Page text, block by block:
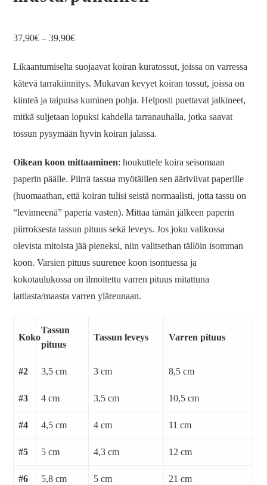
37,90€ – 39,90€
Likaantumiselta suojaavat koiran kuratossut, joissa on varressa
kätevä tarrakiinnitys. Mukavan kevyet koiran tossut, joissa on
kiinteä ja taipuisa kuminen pohja. Helposti puettavat jalkineet,
mitkä suljetaan lopuksi kahdella tarranauhalla, jotka saavat
tossun pysymään hyvin koiran jalassa.
Oikean koon mittaaminen: houkuttele koira seisomaan
paperin päälle. Piirrä tassua myötäillen sen ääriviivat paperille
(huomaathan, että koiran tulisi seistä normaalisti, jotta tassu on
“levinneenä” paperia vasten). Mittaa tämän jälkeen paperin
piirroksesta tassun pituus sekä leveys. Jos joku valikossa
olevista mitoista jää pieneksi, niin valitsethan tällöin isomman
koon. Varsien pituus suurenee koon isontuessa ja
kokotaulukossa on ilmoitettu varren pituus mitattuna
lattiasta/maasta varren yläreunaan.
Koko
Tassun
pituus
Tassun leveys Varren pituus
#2 3,5 cm 3 cm 8,5 cm
#3 4 cm 3,5 cm 10,5 cm
#4 4,5 cm 4 cm 11 cm
#5 5 cm 4,3 cm 12 cm
#6 5,8 cm 5 cm 21 cm